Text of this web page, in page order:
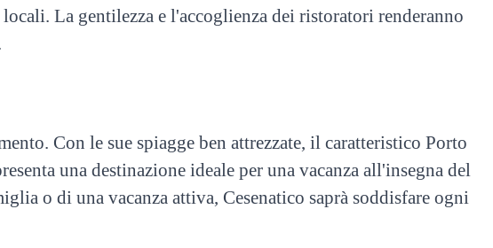
La gentilezza e l'accoglienza dei ristoratori renderanno
Con le sue spiagge ben attrezzate, il caratteristico Porto
una destinazione ideale per una vacanza all'insegna del
o di una vacanza attiva, Cesenatico saprà soddisfare ogni